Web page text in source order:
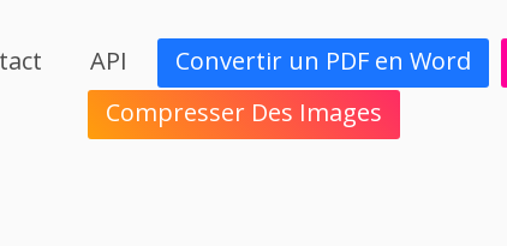
API
Convertir un PDF en Word
Compresser Des Images